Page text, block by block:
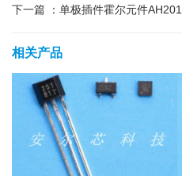
下一篇 ： 单极插件霍尔元件AH201
相关产品